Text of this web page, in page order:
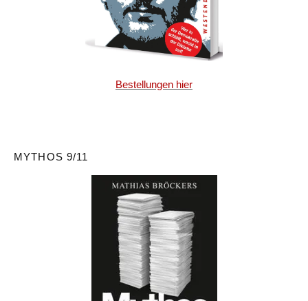
Bestellungen hier
MYTHOS 9/11